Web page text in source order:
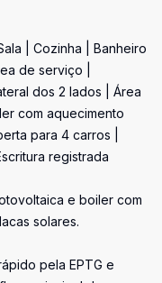
| Cozinha | Banheiro
de serviço |
dos 2 lados | Área
com aquecimento
para 4 carros |
registrada
e boiler com
solares.
pela EPTG e